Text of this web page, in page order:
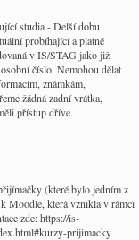
studia - Delší dobu
probíhající a platné
v IS/STAG jako již
číslo. Nemohou dělat
známkám,
žádná zadní vrátka,
přístup dříve.
(které bylo jedním z
Moodle, která vznikla v rámci
zde: https://is-
prijimacky